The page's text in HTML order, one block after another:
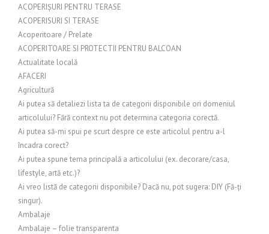
ACOPERIȘURI PENTRU TERASE
ACOPERISURI SI TERASE
Acoperitoare / Prelate
ACOPERITOARE SI PROTECTII PENTRU BALCOAN
Actualitate locală
AFACERI
Agricultură
Ai putea să detaliezi lista ta de categorii disponibile ori domeniul
articolului? Fără context nu pot determina categoria corectă.
Ai putea să-mi spui pe scurt despre ce este articolul pentru a-l
încadra corect?
Ai putea spune tema principală a articolului (ex. decorare/casa,
lifestyle, artă etc.)?
Ai vreo listă de categorii disponibile? Dacă nu, pot sugera: DIY (Fă-ți
singur).
Ambalaje
Ambalaje – folie transparenta